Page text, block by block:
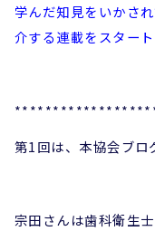
学んだ知見をいかさ
介する連載をスタート
第1回は、本協会ブロ
宗田さんは歯科衛生